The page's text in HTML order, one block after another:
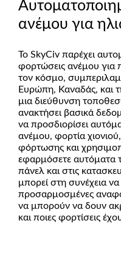
ανέμου για
Το SkyCiv παρέχει
φορτώσεις ανέμου για
τον κόσμο,
Ευρώπη, Καναδάς, και
μια διεύθυνση
ανακτήσει βασικά
να προσδιορίσει
ανέμου, φορτία
φόρτωσης και
εφαρμόσετε αυτόματα
πάνελ και στις
μπορεί στη συνέχεια
προσαρμοσμένες
να μπορούν να δουν
και ποιες φορτίσεις